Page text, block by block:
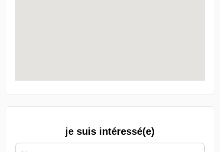
je suis intéressé(e)